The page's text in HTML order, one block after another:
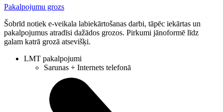
Pakalpojumu grozs
Šobrīd notiek e-veikala labiekārtošanas darbi, tāpēc iekārtas un
pakalpojumus atradīsi dažādos grozos. Pirkumi jānoformē līdz
galam katrā grozā atsevišķi.
LMT pakalpojumi
Sarunas + Internets telefonā